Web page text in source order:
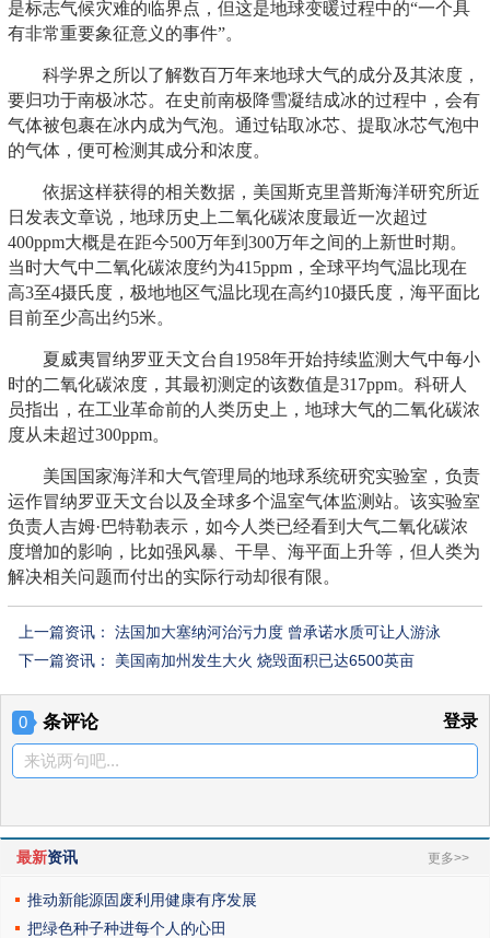
是标志气候灾难的临界点，但这是地球变暖过程中的“一个具
有非常重要象征意义的事件”。
科学界之所以了解数百万年来地球大气的成分及其浓度，
要归功于南极冰芯。在史前南极降雪凝结成冰的过程中，会有
气体被包裹在冰内成为气泡。通过钻取冰芯、提取冰芯气泡中
的气体，便可检测其成分和浓度。
依据这样获得的相关数据，美国斯克里普斯海洋研究所近
日发表文章说，地球历史上二氧化碳浓度最近一次超过
400ppm大概是在距今500万年到300万年之间的上新世时期。
当时大气中二氧化碳浓度约为415ppm，全球平均气温比现在
高3至4摄氏度，极地地区气温比现在高约10摄氏度，海平面比
目前至少高出约5米。
夏威夷冒纳罗亚天文台自1958年开始持续监测大气中每小
时的二氧化碳浓度，其最初测定的该数值是317ppm。科研人
员指出，在工业革命前的人类历史上，地球大气的二氧化碳浓
度从未超过300ppm。
美国国家海洋和大气管理局的地球系统研究实验室，负责
运作冒纳罗亚天文台以及全球多个温室气体监测站。该实验室
负责人吉姆·巴特勒表示，如今人类已经看到大气二氧化碳浓
度增加的影响，比如强风暴、干旱、海平面上升等，但人类为
解决相关问题而付出的实际行动却很有限。
上一篇资讯： 法国加大塞纳河治污力度 曾承诺水质可让人游泳
下一篇资讯： 美国南加州发生大火 烧毁面积已达6500英亩
0 条评论 登录
来说两句吧...
最新资讯 更多>>
推动新能源固废利用健康有序发展
把绿色种子种进每个人的心田